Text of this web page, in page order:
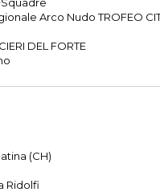
Arco Nudo TROFEO
DEL FORTE
(CH)
Ridolfi